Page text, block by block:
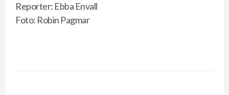
Reporter: Ebba Envall
Foto: Robin Pagmar